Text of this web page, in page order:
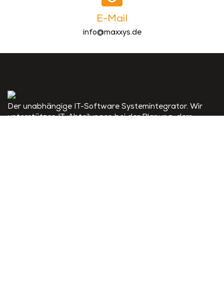
E-Mail
info@maxxys.de
Der unabhängige IT-Software Systemintegrator. Wir
unterstützen IT-Abteilungen bei der Planung, dem